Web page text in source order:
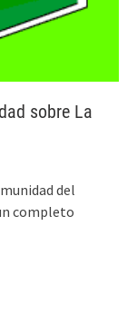
sobre La
del
completo